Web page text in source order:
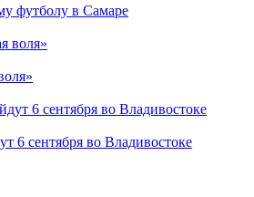
футболу в Самаре
6 сентября во Владивостоке